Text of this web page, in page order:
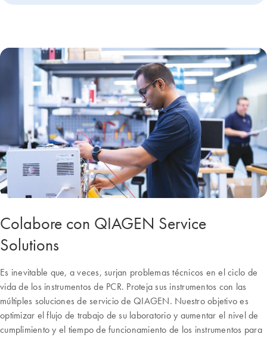
Colabore con QIAGEN Service
Solutions
Es inevitable que, a veces, surjan problemas técnicos en el ciclo de
vida de los instrumentos de PCR. Proteja sus instrumentos con las
múltiples soluciones de servicio de QIAGEN. Nuestro objetivo es
optimizar el flujo de trabajo de su laboratorio y aumentar el nivel de
cumplimiento y el tiempo de funcionamiento de los instrumentos para